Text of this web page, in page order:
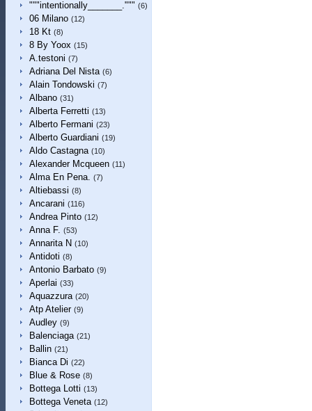
"""intentionally_______.""" (6)
06 Milano (12)
18 Kt (8)
8 By Yoox (15)
A.testoni (7)
Adriana Del Nista (6)
Alain Tondowski (7)
Albano (31)
Alberta Ferretti (13)
Alberto Fermani (23)
Alberto Guardiani (19)
Aldo Castagna (10)
Alexander Mcqueen (11)
Alma En Pena. (7)
Altiebassi (8)
Ancarani (116)
Andrea Pinto (12)
Anna F. (53)
Annarita N (10)
Antidoti (8)
Antonio Barbato (9)
Aperlai (33)
Aquazzura (20)
Atp Atelier (9)
Audley (9)
Balenciaga (21)
Ballin (21)
Bianca Di (22)
Blue & Rose (8)
Bottega Lotti (13)
Bottega Veneta (12)